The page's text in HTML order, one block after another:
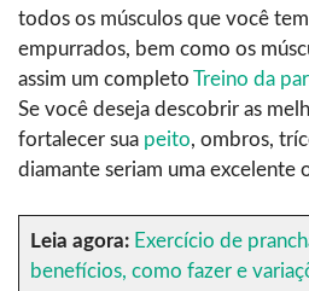
todos os músculos que você
empurrados, bem como os
assim um completo Treino da
Se você deseja descobrir as
fortalecer sua peito, ombros,
diamante seriam uma excelente
Leia agora: Exercício de
benefícios, como fazer e